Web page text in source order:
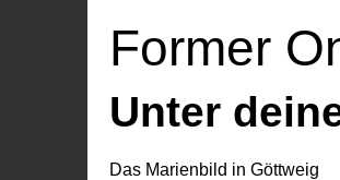
Former
Unter
Das Marienbild in Göttweig